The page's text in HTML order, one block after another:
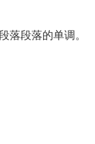
落段落的单调。